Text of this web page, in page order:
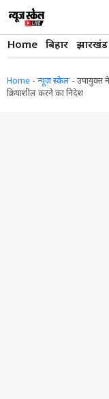
content
Home बिहार झारखंड
Home - न्यूज़ स्केल - उपायुक्त
क्रियाशील करने का निदेश